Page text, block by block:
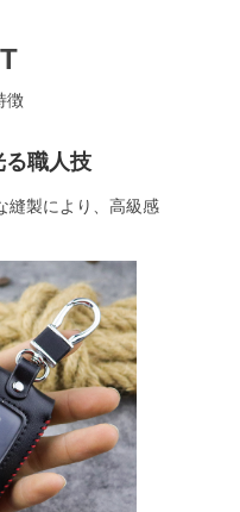
徴
る職人技
縫製により、高級感